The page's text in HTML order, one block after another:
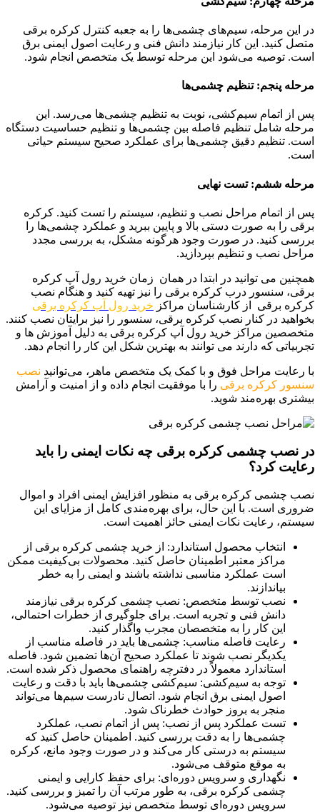
در این مرحله، سیم‌های چشمی‌ها را به جعبه کنترل کرکره برقی
متصل کنید. این کار نیازمند دانش فنی و رعایت اصول ایمنی برق
است. توصیه می‌شود این مرحله توسط یک متخصص انجام شود.
مرحله پنجم: تنظیم چشمی‌ها
پس از اتمام سیم‌کشی، نوبت به تنظیم چشمی‌ها می‌رسد. این
مرحله شامل تنظیم فاصله بین چشمی‌ها و تنظیم حساسیت دستگاه
است. تنظیم دقیق چشمی‌ها برای عملکرد صحیح سیستم حیاتی
است.
مرحله ششم: تست نهایی
پس از اتمام مراحل نصب و تنظیم، سیستم را تست کنید. کرکره
برقی را به صورت دستی بالا و پایین ببرید و عملکرد چشمی‌ها را
بررسی کنید. در صورت وجود هرگونه مشکل، به بررسی مجدد
مراحل نصب و تنظیم بپردازید.
همچنین می توانید در ابتدا در همان زمان خرید رول آپ کرکره
برقی، سنسور درب کرکره برقی را نیز تهیه کنید و هنگام نصب
کرکره برقی از کارشناسان مراکز خرید رول آپ کرکره برقی
بخواهید در کنار نصب کرکره برقی، سنسور را نیز برایتان نصب کنند.
متخصصین مراکز خرید رول آپ کرکره برقی به دلیل آموزش ها و
تجربیاتی که دارند می توانند به بهترین شکل این کار را انجام دهد.
با رعایت مراحل فوق و با کمک یک متخصص ماهر، می‌توانید نصب
سنسور کرکره برقی را با موفقیت انجام داده و از امنیت و آرامش
بیشتری بهره‌مند شوید.
در نصب چشمی کرکره برقی چه نکات ایمنی را باید
رعایت کرد؟
نصب چشمی کرکره برقی به منظور افزایش ایمنی افراد و اموال
ضروری است. با این حال، برای بهره‌مندی کامل از مزایای این
سیستم، رعایت نکات ایمنی حائز اهمیت است.
انتخاب محصول استاندارد: از خرید چشمی کرکره برقی از
مراکز معتبر اطمینان حاصل کنید. محصولات بی‌کیفیت ممکن
است عملکرد مناسبی نداشته باشند و ایمنی را به خطر
بیاندازند.
نصب توسط متخصص: نصب چشمی کرکره برقی نیازمند
دانش فنی و تجربه است. برای جلوگیری از خطرات احتمالی،
این کار را به متخصصان مجرب واگذار کنید.
رعایت فاصله مناسب: چشمی‌ها باید در فاصله مناسب از
یکدیگر نصب شوند تا عملکرد صحیح آن‌ها تضمین شود. فاصله
استاندارد معمولاً در دفترچه راهنمای محصول ذکر شده است.
توجه به سیم‌کشی: سیم‌کشی چشمی‌ها باید با دقت و رعایت
اصول ایمنی برق انجام شود. اتصال نادرست سیم‌ها می‌تواند
منجر به بروز حوادث خطرناک شود.
تست عملکرد پس از نصب: پس از اتمام نصب، عملکرد
چشمی‌ها را به دقت بررسی کنید. اطمینان حاصل کنید که
سیستم به درستی کار می‌کند و در صورت وجود مانع، کرکره
به موقع متوقف می‌شود.
نگهداری و سرویس دوره‌ای: برای حفظ کارایی و ایمنی
چشمی کرکره برقی، به طور مرتب آن را تمیز و بررسی کنید.
سرویس دوره‌ای توسط متخصص نیز توصیه می‌شود.